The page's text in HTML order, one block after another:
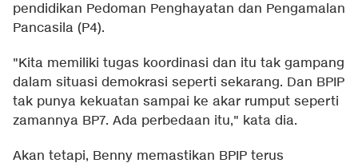
pendidikan Pedoman Penghayatan dan Pengamalan
Pancasila (P4).
"Kita memiliki tugas koordinasi dan itu tak gampang
dalam situasi demokrasi seperti sekarang. Dan BPIP
tak punya kekuatan sampai ke akar rumput seperti
zamannya BP7. Ada perbedaan itu," kata dia.
Akan tetapi, Benny memastikan BPIP terus